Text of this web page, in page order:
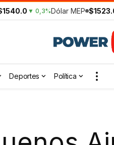
▼ 0,3%Dólar MEP
Deportes Política